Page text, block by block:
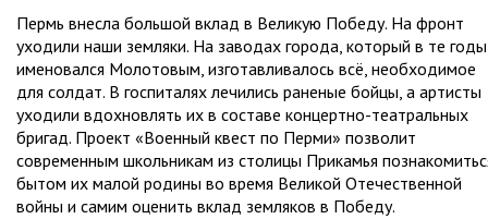
Пермь внесла большой вклад в Великую Победу. На фронт
уходили наши земляки. На заводах города, который в те годы
именовался Молотовым, изготавливалось всё, необходимое
для солдат. В госпиталях лечились раненые бойцы, а артисты
уходили вдохновлять их в составе концертно-театральных
бригад. Проект «Военный квест по Перми» позволит
современным школьникам из столицы Прикамья
бытом их малой родины во время Великой Отечественной
войны и самим оценить вклад земляков в Победу.